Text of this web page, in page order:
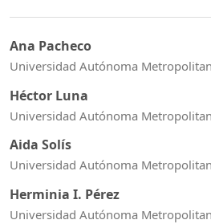
Ana Pacheco
Universidad Autónoma
Héctor Luna
Universidad Autónoma
Aida Solís
Universidad Autónoma
Herminia I. Pérez
Universidad Autónoma